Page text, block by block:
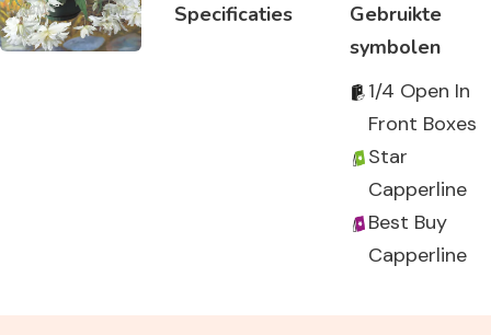
Specificaties
Gebruikte
symbolen
1/4 Open In
Front Boxes
Star
Capperline
Best Buy
Capperline